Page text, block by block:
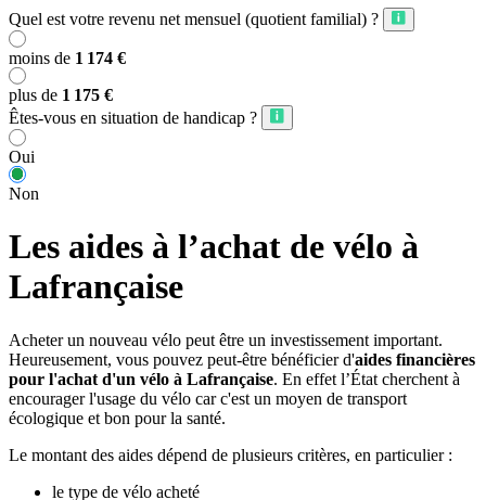
Quel est votre revenu net mensuel (quotient familial) ?
moins de 1 174 €
plus de 1 175 €
Êtes-vous en situation de handicap ?
Oui
Non
Les aides à l’achat de vélo à
Lafrançaise
Acheter un nouveau vélo peut être un investissement important.
Heureusement, vous pouvez peut-être bénéficier d'aides financières
pour l'achat d'un vélo à Lafrançaise. En effet l’État cherchent à
encourager l'usage du vélo car c'est un moyen de transport
écologique et bon pour la santé.
Le montant des aides dépend de plusieurs critères, en particulier :
le type de vélo acheté